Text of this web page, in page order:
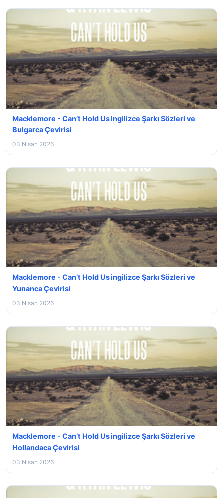
Macklemore - Can’t Hold Us ingilizce Şarkı Sözleri ve
Bulgarca Çevirisi
03 Nisan 2026
Macklemore - Can’t Hold Us ingilizce Şarkı Sözleri ve
Yunanca Çevirisi
03 Nisan 2026
Macklemore - Can’t Hold Us ingilizce Şarkı Sözleri ve
Hollandaca Çevirisi
03 Nisan 2026